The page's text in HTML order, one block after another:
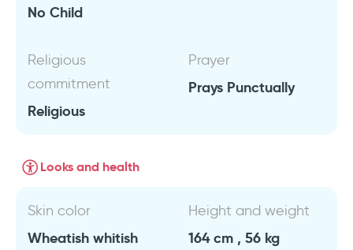
No Child
Religious
commitment
Religious
Prayer
Prays Punctually
Looks and health
Skin color
Wheatish whitish
Height and weight
164 cm , 56 kg